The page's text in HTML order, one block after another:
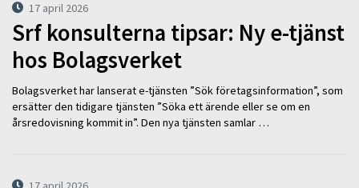
17 april 2026
Srf konsulterna tipsar: Ny e-tjänst
hos Bolagsverket
Bolagsverket har lanserat e-tjänsten ”Sök företagsinformation”, som
ersätter den tidigare tjänsten ”Söka ett ärende eller se om en
årsredovisning kommit in”. Den nya tjänsten samlar …